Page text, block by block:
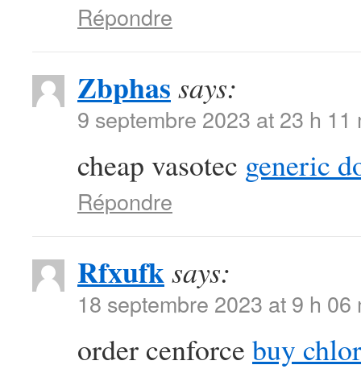
Répondre
Zbphas says:
9 septembre 2023 at 23 h 11
cheap vasotec generic
Répondre
Rfxufksays:
18 septembre 2023 at 9 h 06
order cenforce buy